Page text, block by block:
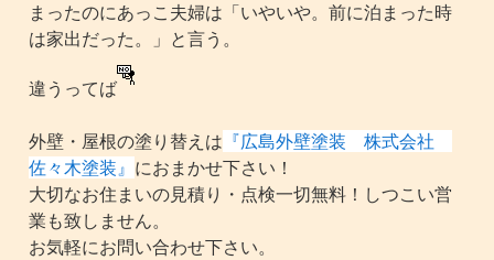
まったのにあっこ夫婦は「いやいや。前に泊まった時
は家出だった。」と言う。
違うってば
外壁・屋根の塗り替えは 『広島外壁塗装 株式会社
佐々木塗装』 におまかせ下さい！
大切なお住まいの見積り・点検一切無料！しつこい営
業も致しません。
お気軽にお問い合わせ下さい。